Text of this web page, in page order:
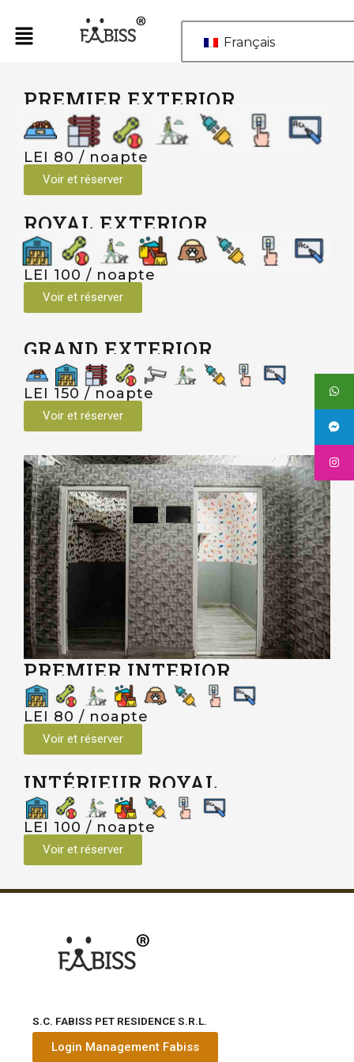
contenu
Français
PREMIER EXTERIOR
LEI 80 / noapte
Voir et réserver
ROYAL EXTERIOR
LEI 100 / noapte
Voir et réserver
GRAND EXTERIOR
LEI 150 / noapte
Voir et réserver
PREMIER INTERIOR
LEI 80 / noapte
Voir et réserver
INTÉRIEUR ROYAL
LEI 100 / noapte
Voir et réserver
S.C. FABISS PET RESIDENCE S.R.L.
Login Management Fabiss